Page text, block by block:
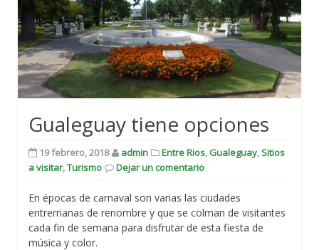
Gualeguay tiene opciones
19 febrero, 2018 admin Entre Rios, Gualeguay,Sitios
a visitar,Turismo Dejar un comentario
En épocas de carnaval son varias las ciudades
entrerrianas de renombre y que se colman de visitantes
cada fin de semana para disfrutar de esta fiesta de
música y color.